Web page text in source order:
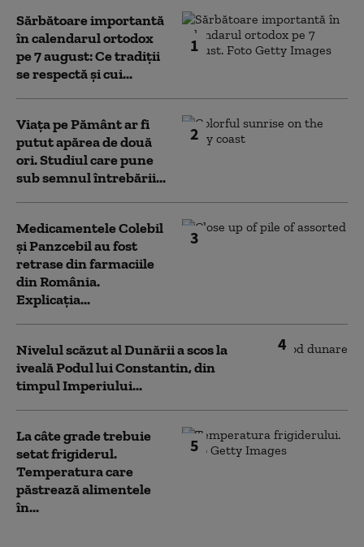
1
Sărbătoare importantă
în calendarul ortodox
pe 7 august: Ce tradiții
se respectă și cui...
2
Viața pe Pământ ar fi
putut apărea de două
ori. Studiul care pune
sub semnul întrebării...
3
Medicamentele Colebil
și Panzcebil au fost
retrase din farmaciile
din România.
Explicația...
4
Nivelul scăzut al Dunării a scos la
iveală Podul lui Constantin, din
timpul Imperiului...
5
La câte grade trebuie
setat frigiderul.
Temperatura care
păstrează alimentele
în...